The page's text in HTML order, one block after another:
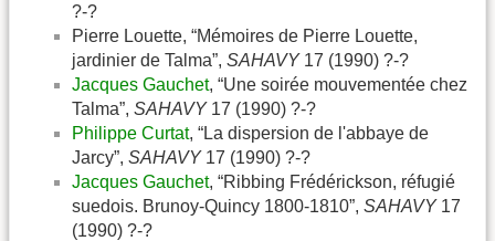
?-?
Pierre Louette, “Mémoires de Pierre Louette,
jardinier de Talma”, SAHAVY17 (1990) ?-?
Jacques Gauchet, “Une soirée mouvementée chez
Talma”, SAHAVY17 (1990) ?-?
Philippe Curtat, “La dispersion de l'abbaye de
Jarcy”, SAHAVY17 (1990) ?-?
Jacques Gauchet, “Ribbing Frédérickson, réfugié
suedois. Brunoy-Quincy 1800-1810”, SAHAVY17
(1990) ?-?